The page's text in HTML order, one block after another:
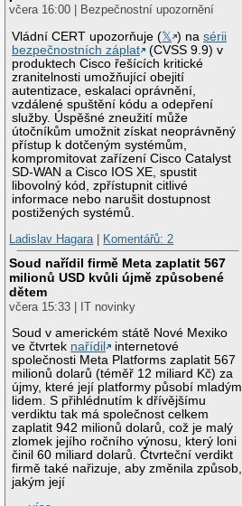
včera 16:00 | Bezpečnostní upozornění
Vládní CERT upozorňuje (𝕏 ) nasérii
bezpečnostních záplat
(CVSS 9.9) v
produktech Cisco řešících kritické
zranitelnosti umožňující obejití
autentizace, eskalaci oprávnění,
vzdálené spuštění kódu a odepření
služby. Úspěšné zneužití může
útočníkům umožnit získat neoprávněný
přístup k dotčeným systémům,
kompromitovat zařízení Cisco Catalyst
SD-WAN a Cisco IOS XE, spustit
libovolný kód, zpřístupnit citlivé
informace nebo narušit dostupnost
postižených systémů.
Ladislav Hagara| Komentářů: 2
Soud nařídil firmě Meta zaplatit 567
milionů USD kvůli újmě způsobené
dětem
včera 15:33 | IT novinky
Soud v americkém státě Nové Mexiko
ve čtvrtek nařídil
internetové
společnosti Meta Platforms zaplatit 567
milionů dolarů (téměř 12 miliard Kč) za
újmy, které její platformy působí mladým
lidem. S přihlédnutím k dřívějšímu
verdiktu tak má společnost celkem
zaplatit 942 milionů dolarů, což je malý
zlomek jejího ročního výnosu, který loni
činil 60 miliard dolarů. Čtvrteční verdikt
firmě také nařizuje, aby změnila způsob,
jakým její